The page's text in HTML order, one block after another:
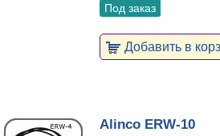
Под заказ
Добавить в
Alinco ERW-10